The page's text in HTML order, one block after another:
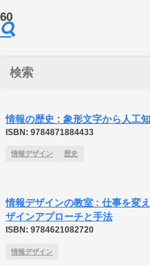
情報デザイン
情報の歴史 : 象形文字から人工
ISBN: 9784871884433
情報デザイン 歴史
情報デザインの教室 : 仕事を変
ザインアプローチと手法
ISBN: 9784621082720
情報デザイン